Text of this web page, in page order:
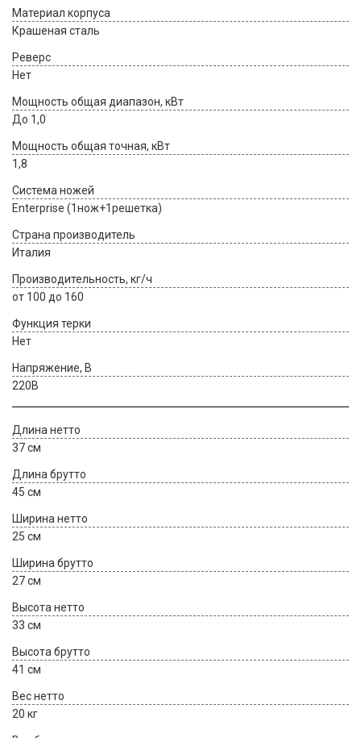
Материал корпуса
Крашеная сталь
Реверс
Нет
Мощность общая диапазон, кВт
До 1,0
Мощность общая точная, кВт
1,8
Система ножей
Enterprise (1нож+1решетка)
Страна производитель
Италия
Производительность, кг/ч
от 100 до 160
Функция терки
Нет
Напряжение, В
220В
Длина нетто
37 см
Длина брутто
45 см
Ширина нетто
25 см
Ширина брутто
27 см
Высота нетто
33 см
Высота брутто
41 см
Вес нетто
20 кг